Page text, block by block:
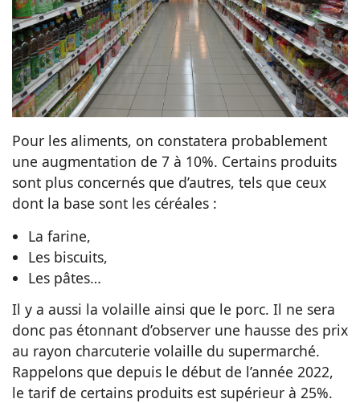
Pour les aliments, on constatera probablement
une augmentation de 7 à 10%. Certains produits
sont plus concernés que d’autres, tels que ceux
dont la base sont les céréales :
La farine,
Les biscuits,
Les pâtes…
Il y a aussi la volaille ainsi que le porc. Il ne sera
donc pas étonnant d’observer une hausse des prix
au rayon charcuterie volaille du supermarché.
Rappelons que depuis le début de l’année 2022,
le tarif de certains produits est supérieur à 25%.